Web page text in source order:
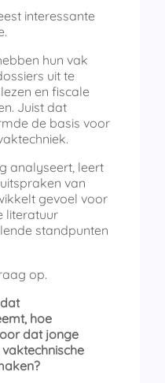
interessante
hun vak
uit te
en fiscale
Juist dat
de basis voor
analyseert, leert
van
gevoel voor
literatuur
standpunten
op.
hoe
dat jonge